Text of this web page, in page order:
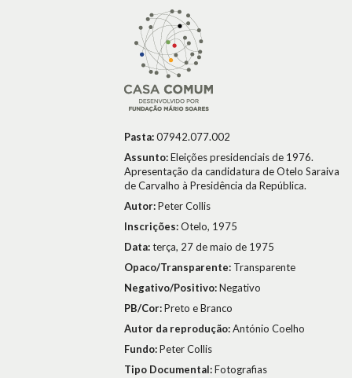
Pasta:07942.077.002
Assunto:Eleições presidenciais de 1976.
Apresentação da candidatura de Otelo Saraiva
de Carvalho à Presidência da República.
Autor:Peter Collis
Inscrições:Otelo, 1975
Data:terça, 27 de maio de 1975
Opaco/Transparente: Transparente
Negativo/Positivo:Negativo
PB/Cor:Preto e Branco
Autor da reprodução:António Coelho
Fundo:Peter Collis
Tipo Documental:Fotografias